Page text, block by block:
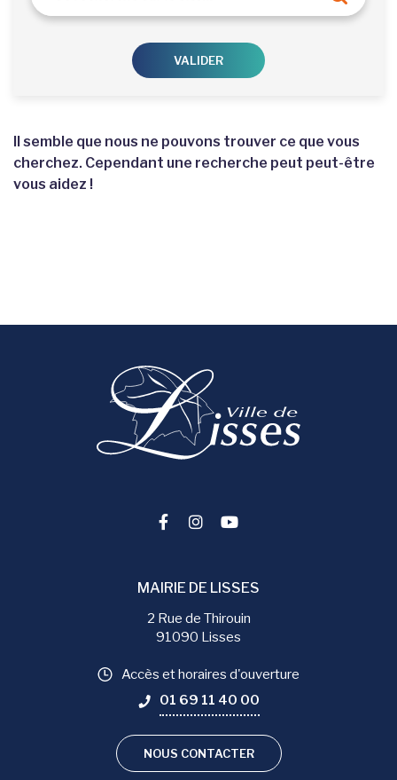
VALIDER
Il semble que nous ne pouvons trouver ce que vous
cherchez. Cependant une recherche peut peut-être
vous aidez !
Lien vers le compte Facebook
Lien vers le compte
Lien vers la chaîne
MAIRIE DE LISSES
2 Rue de Thirouin
91090 Lisses
Accès et horaires d'ouverture
01 69 11 40 00
NOUS CONTACTER